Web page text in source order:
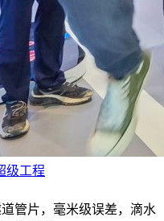
级工程
管片，毫米级误差，滴水